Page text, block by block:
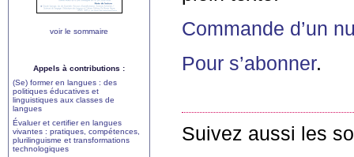
Commande d’un
Pour s’abonner.
Suivez aussi les
voir le sommaire
Appels à contributions :
(Se) former en langues : des
politiques éducatives et
linguistiques aux classes de
langues
Évaluer et certifier en langues
vivantes : pratiques, compétences,
plurilinguisme et transformations
technologiques